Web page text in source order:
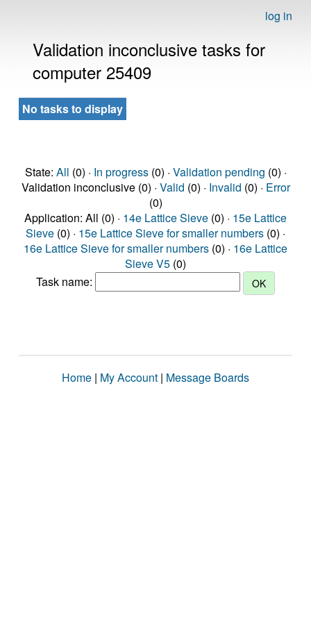
log in
Validation inconclusive tasks for
computer 25409
No tasks to display
State: All (0) · In progress(0) · Validation pending (0) ·
Validation inconclusive (0) · Valid (0) · Invalid (0) · Error
(0)
Application: All (0) · 14e Lattice Sieve (0) · 15e Lattice
Sieve (0) · 15e Lattice Sieve for smaller numbers (0) ·
16e Lattice Sieve for smaller numbers (0) · 16e Lattice
Sieve V5 (0)
Task name:
Home | My Account | Message Boards